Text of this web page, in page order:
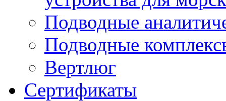
Подводные
Подводные
Вертлюг
Сертификаты